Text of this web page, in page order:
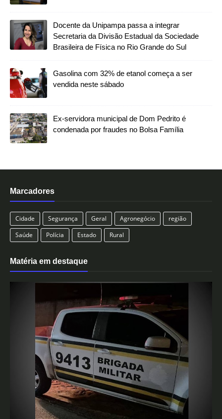
Docente da Unipampa passa a integrar
Secretaria da Divisão Estadual da Sociedade
Brasileira de Física no Rio Grande do Sul
Gasolina com 32% de etanol começa a ser
vendida neste sábado
Ex-servidora municipal de Dom Pedrito é
condenada por fraudes no Bolsa Família
Marcadores
Cidade Segurança Geral Agronegócio
região
Saúde
Polícia Estado Rural
Matéria em destaque